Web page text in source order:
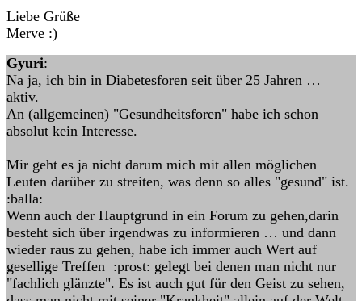
Liebe Grüße
Merve :)
Gyuri:
Na ja, ich bin in Diabetesforen seit über 25 Jahren …
aktiv.
An (allgemeinen) "Gesundheitsforen" habe ich schon
absolut kein Interesse.
Mir geht es ja nicht darum mich mit allen möglichen
Leuten darüber zu streiten, was denn so alles "gesund" ist.
:balla:
Wenn auch der Hauptgrund in ein Forum zu gehen,darin
besteht sich über irgendwas zu informieren … und dann
wieder raus zu gehen, habe ich immer auch Wert auf
gesellige Treffen :prost: gelegt bei denen man nicht nur
"fachlich glänzte". Es ist auch gut für den Geist zu sehen,